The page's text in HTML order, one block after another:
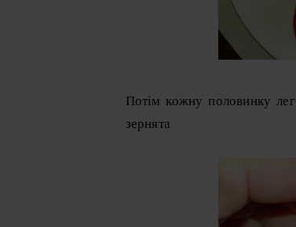
Потім кожну половинку
зернята